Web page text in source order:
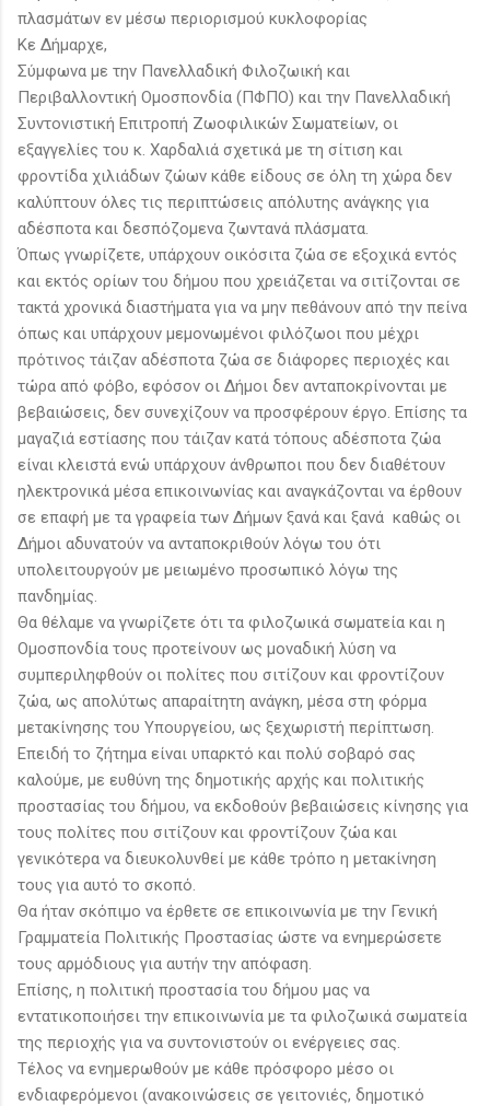
πλασμάτων εν μέσω περιορισμού κυκλοφορίας
Κε Δήμαρχε,
Σύμφωνα με την Πανελλαδική Φιλοζωική και
Περιβαλλοντική Ομοσπονδία (ΠΦΠΟ) και την Πανελλαδική
Συντονιστική Επιτροπή Ζωοφιλικών Σωματείων, οι
εξαγγελίες του κ. Χαρδαλιά σχετικά με τη σίτιση και
φροντίδα χιλιάδων ζώων κάθε είδους σε όλη τη χώρα δεν
καλύπτουν όλες τις περιπτώσεις απόλυτης ανάγκης για
αδέσποτα και δεσπόζομενα ζωντανά πλάσματα.
Όπως γνωρίζετε, υπάρχουν οικόσιτα ζώα σε εξοχικά εντός
και εκτός ορίων του δήμου που χρειάζεται να σιτίζονται σε
τακτά χρονικά διαστήματα για να μην πεθάνουν από την πείνα
όπως και υπάρχουν μεμονωμένοι φιλόζωοι που μέχρι
πρότινος τάιζαν αδέσποτα ζώα σε διάφορες περιοχές και
τώρα από φόβο, εφόσον οι Δήμοι δεν ανταποκρίνονται με
βεβαιώσεις, δεν συνεχίζουν να προσφέρουν έργο. Επίσης τα
μαγαζιά εστίασης που τάιζαν κατά τόπους αδέσποτα ζώα
είναι κλειστά ενώ υπάρχουν άνθρωποι που δεν διαθέτουν
ηλεκτρονικά μέσα επικοινωνίας και αναγκάζονται να έρθουν
σε επαφή με τα γραφεία των Δήμων ξανά και ξανά καθώς οι
Δήμοι αδυνατούν να ανταποκριθούν λόγω του ότι
υπολειτουργούν με μειωμένο προσωπικό λόγω της
πανδημίας.
Θα θέλαμε να γνωρίζετε ότι τα φιλοζωικά σωματεία και η
Ομοσπονδία τους προτείνουν ως μοναδική λύση να
συμπεριληφθούν οι πολίτες που σιτίζουν και φροντίζουν
ζώα, ως απολύτως απαραίτητη ανάγκη, μέσα στη φόρμα
μετακίνησης του Υπουργείου, ως ξεχωριστή περίπτωση.
Επειδή το ζήτημα είναι υπαρκτό και πολύ σοβαρό σας
καλούμε, με ευθύνη της δημοτικής αρχής και πολιτικής
προστασίας του δήμου, να εκδοθούν βεβαιώσεις κίνησης για
τους πολίτες που σιτίζουν και φροντίζουν ζώα και
γενικότερα να διευκολυνθεί με κάθε τρόπο η μετακίνηση
τους για αυτό το σκοπό.
Θα ήταν σκόπιμο να έρθετε σε επικοινωνία με την Γενική
Γραμματεία Πολιτικής Προστασίας ώστε να ενημερώσετε
τους αρμόδιους για αυτήν την απόφαση.
Επίσης, η πολιτική προστασία του δήμου μας να
εντατικοποιήσει την επικοινωνία με τα φιλοζωικά σωματεία
της περιοχής για να συντονιστούν οι ενέργειες σας.
Τέλος να ενημερωθούν με κάθε πρόσφορο μέσο οι
ενδιαφερόμενοι (ανακοινώσεις σε γειτονιές, δημοτικό